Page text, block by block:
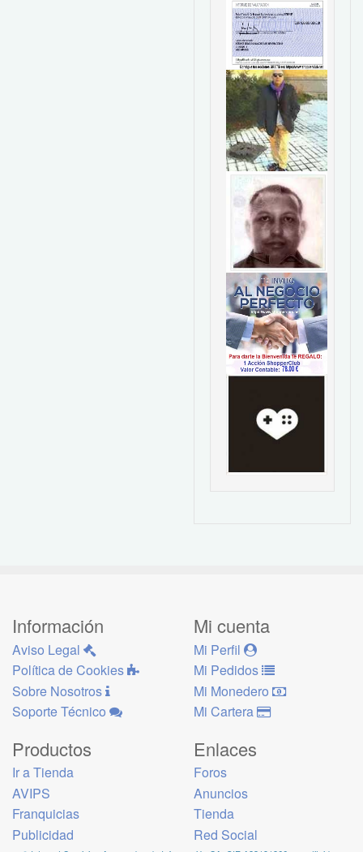
Información
Aviso Legal
Política de Cookies
Sobre Nosotros
Soporte Técnico
Mi cuenta
Mi Perfil
Mi Pedidos
Mi Monedero
Mi Cartera
Productos
Ir a Tienda
AVIPS
Franquicias
Publicidad
Enlaces
Foros
Anuncios
Tienda
Red Social